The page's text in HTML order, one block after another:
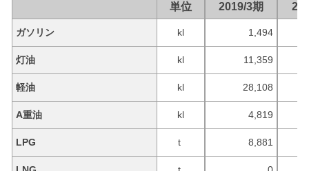
単位 2019/3期
ガソリン kl 1,494
灯油 kl 11,359
軽油 kl 28,108
A重油 kl 4,819
LPG t 8,881